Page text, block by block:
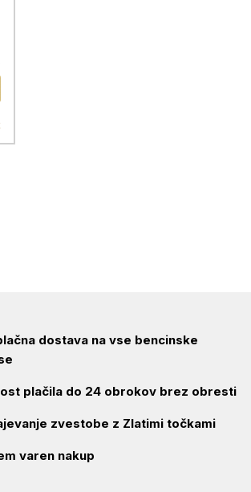
dostava na vse bencinske
plačila do 24 obrokov brez obresti
zvestobe z Zlatimi točkami
varen nakup